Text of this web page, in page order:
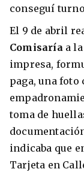
conseguí
El 9 de abril
Comisaríaa la
impresa,
paga, una foto
toma de
indicaba que
Tarjeta en